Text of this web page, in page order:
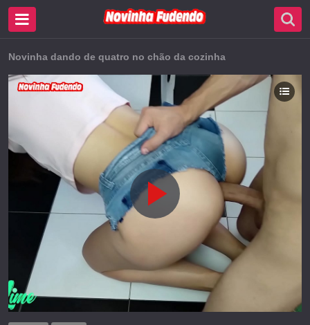
Novinha dando de quatro no chão da cozinha